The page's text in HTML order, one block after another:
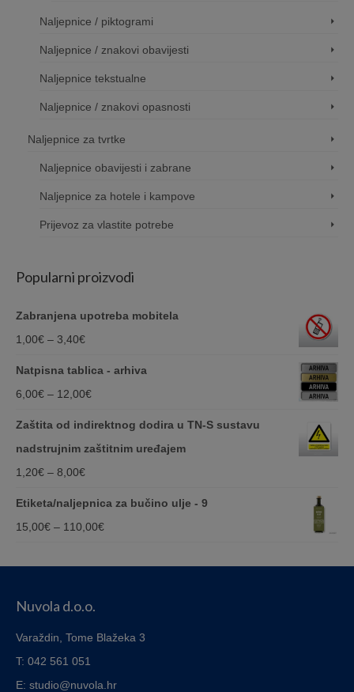
Naljepnice / piktogrami
Naljepnice / znakovi obavijesti
Naljepnice tekstualne
Naljepnice / znakovi opasnosti
Naljepnice za tvrtke
Naljepnice obavijesti i zabrane
Naljepnice za hotele i kampove
Prijevoz za vlastite potrebe
Popularni proizvodi
Zabranjena upotreba mobitela
1,00€ – 3,40€Price
Natpisna tablica - arhiva
6,00€ – 12,00€Price
Zaštita od indirektnog dodira u TN-S sustavu
nadstrujnim zaštitnim uređajem
1,20€ – 8,00€Price
8,00€
Etiketa/naljepnica za bučino ulje - 9
15,00€ – 110,00€Price
Nuvola d.o.o.
Varaždin, Tome Blažeka 3
T: 042 561 051
E: studio@nuvola.hr